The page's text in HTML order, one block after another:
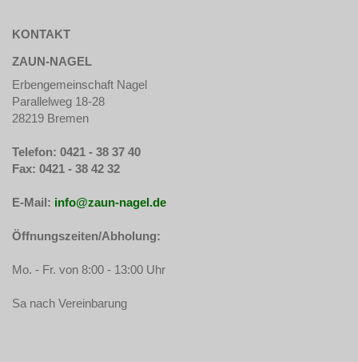
KONTAKT
ZAUN-NAGEL
Erbengemeinschaft Nagel
Parallelweg 18-28
28219 Bremen
Telefon: 0421 - 38 37 40
Fax: 0421 - 38 42 32
E-Mail: info@zaun-nagel.de
Öffnungszeiten/Abholung:
Mo. - Fr. von 8:00 - 13:00 Uhr
Sa nach Vereinbarung